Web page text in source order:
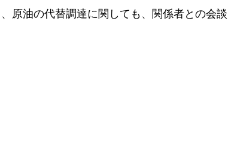
原油の代替調達に関しても、関係者との会談